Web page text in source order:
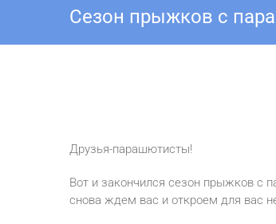
Сезон прыжков с
Друзья-парашютисты!
Вот и закончился сезон прыжков с
снова ждем вас и откроем для вас